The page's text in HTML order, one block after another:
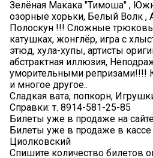
Зелёная Макака "Тимоша" ,
озорные хорьки, Белый Волк ,
Полоскун !!! Сложные
катушках, жонглёр, игра с
этюд, хула-хупы, артисты
абстрактная иллюзия,
уморительными репризами!!!!
и многое другое..
Сладкая вата, попкорн,
Справки: т. 8914-581-25-85
Билеты уже в продаже на
Билеты уже в продаже в
Циолковский
Спишите количество билетов